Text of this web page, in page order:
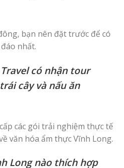
bạn nên đặt trước để có
nhất.
có nhận tour
cây và nấu ăn
các gói trải nghiệm thực tế
văn hóa ẩm thực Vĩnh Long.
Long nào thích hợp